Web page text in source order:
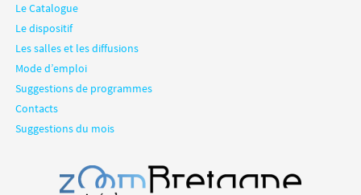
Le Catalogue
Le dispositif
Les salles et les diffusions
Mode d’emploi
Suggestions de programmes
Contacts
Suggestions du mois